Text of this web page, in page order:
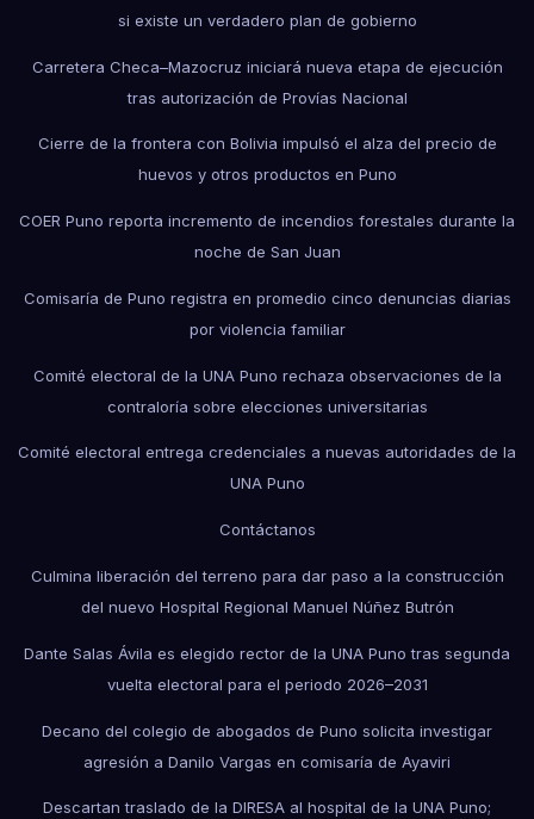
si existe un verdadero plan de gobierno
Carretera Checa–Mazocruz iniciará nueva etapa de ejecución
tras autorización de Provías Nacional
Cierre de la frontera con Bolivia impulsó el alza del precio de
huevos y otros productos en Puno
COER Puno reporta incremento de incendios forestales durante la
noche de San Juan
Comisaría de Puno registra en promedio cinco denuncias diarias
por violencia familiar
Comité electoral de la UNA Puno rechaza observaciones de la
contraloría sobre elecciones universitarias
Comité electoral entrega credenciales a nuevas autoridades de la
UNA Puno
Contáctanos
Culmina liberación del terreno para dar paso a la construcción
del nuevo Hospital Regional Manuel Núñez Butrón
Dante Salas Ávila es elegido rector de la UNA Puno tras segunda
vuelta electoral para el periodo 2026–2031
Decano del colegio de abogados de Puno solicita investigar
agresión a Danilo Vargas en comisaría de Ayaviri
Descartan traslado de la DIRESA al hospital de la UNA Puno;